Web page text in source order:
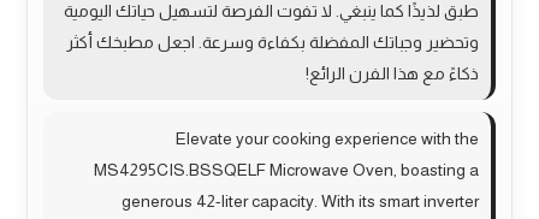
طبق لذيذًا كما ينبغي. لا تفوت الفرصة لتسهيل حياتك اليومية
وتحضير وجباتك المفضلة بكفاءة وسرعة. اجعل مطبخك أكثر
ذكاءً مع هذا الفرن الرائع!
Elevate your cooking experience with the
MS4295CIS.BSSQELF Microwave Oven, boasting a
generous 42-liter capacity. With its smart inverter